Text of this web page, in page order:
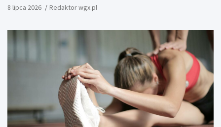
8 lipca 2026 Redaktor wgx.pl